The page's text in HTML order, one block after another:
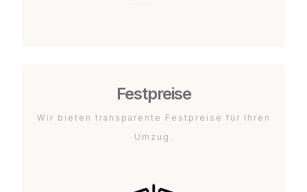
Festpreise
Wir bieten transparente Festpreise für Ihren
Umzug.